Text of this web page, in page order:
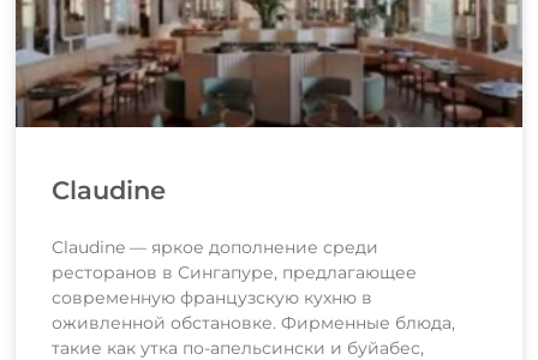
Claudine
Claudine — яркое дополнение среди
ресторанов в Сингапуре, предлагающее
современную французскую кухню в
оживленной обстановке. Фирменные блюда,
такие как утка по-апельсински и буйабес,